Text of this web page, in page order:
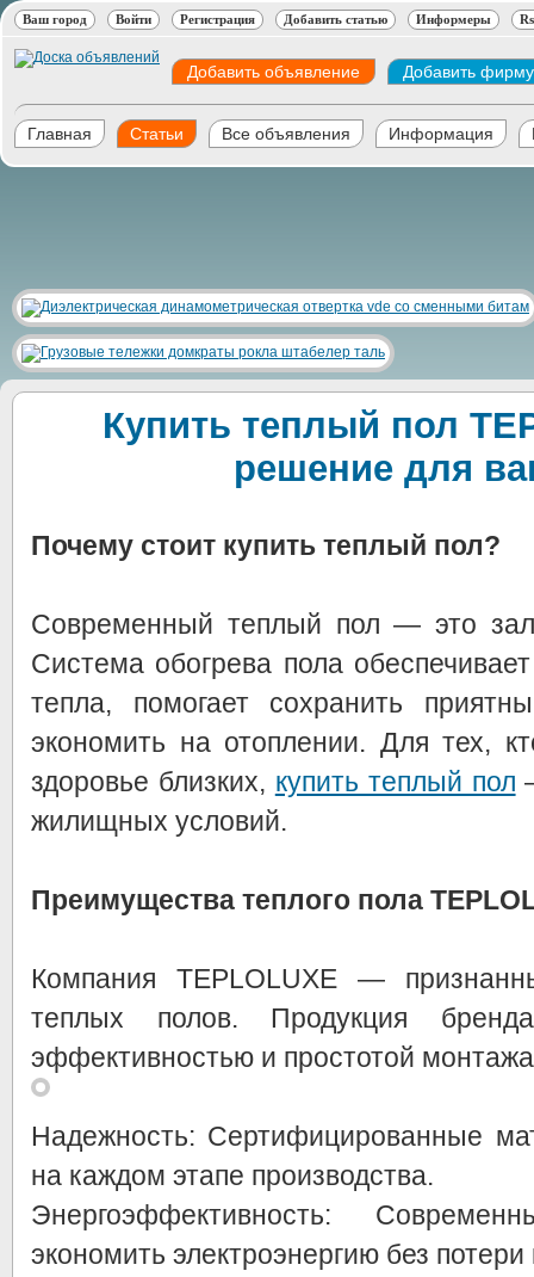
Ваш город Войти Регистрация Добавить статью Информеры
Добавить объявление Добавить фирму
Главная Статьи Все объявления Информация
Купить теплый пол
решение для
Почему стоит купить теплый пол?
Современный теплый пол — это
Система обогрева пола
тепла, помогает сохранить
экономить на отоплении. Для тех,
здоровье близких, купить теплый пол
жилищных условий.
Преимущества теплого пола
Компания TEPLOLUXE —
теплых полов. Продукция
эффективностью и простотой
Надежность: Сертифицированные
на каждом этапе производства.
Энергоэффективность:
экономить электроэнергию без